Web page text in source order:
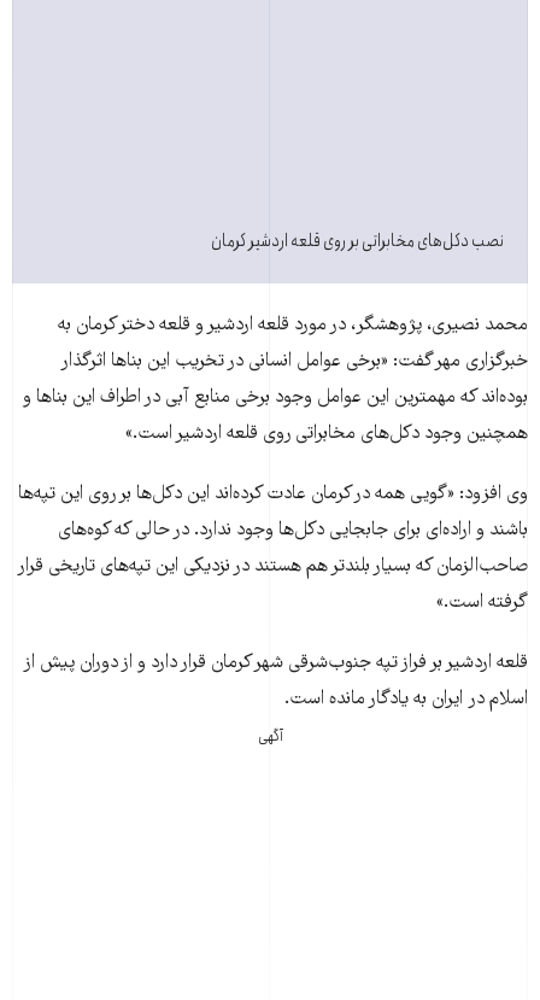
نصب دکل‌های مخابراتی بر روی قلعه اردشير کرمان
محمد نصيری، پژوهشگر، در مورد قلعه اردشير و قلعه دختر کرمان به
خبرگزاری مهر گفت: «برخی عوامل انسانی در تخريب اين بناها اثرگذار
بوده‌اند که مهمترين اين عوامل وجود برخی منابع آبی در اطراف اين بناها و
همچنين وجود دکل‌های مخابراتی روی قلعه اردشير است.»
وی افزود: «گويی همه در کرمان عادت کرده‌اند اين دکل‌ها بر روی اين تپه‌ها
باشند و اراده‌ای برای جابجايی دکل‌ها وجود ندارد. در حالی که کوه‌های
صاحب‌الزمان که بسيار بلندتر هم هستند در نزديکی اين تپه‌های تاريخی قرار
گرفته است.»
قلعه اردشیر بر فراز تپه جنوب‌شرقی شهر کرمان قرار دارد و از دوران پیش از
اسلام در ایران به یادگار مانده‌ است.
آگهی